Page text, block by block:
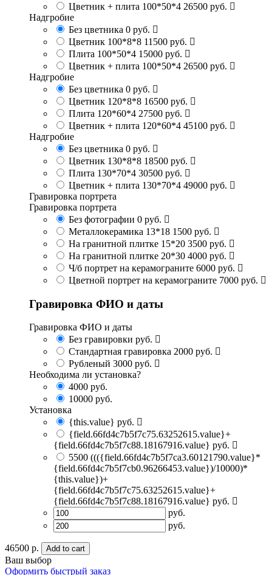
Цветник + плита 100*50*4 26500 руб.
Надгробие
Без цветника 0 руб.
Цветник 100*8*8 11500 руб.
Плита 100*50*4 15000 руб.
Цветник + плита 100*50*4 26500 руб.
Надгробие
Без цветника 0 руб.
Цветник 120*8*8 16500 руб.
Плита 120*60*4 27500 руб.
Цветник + плита 120*60*4 45100 руб.
Надгробие
Без цветника 0 руб.
Цветник 130*8*8 18500 руб.
Плита 130*70*4 30500 руб.
Цветник + плита 130*70*4 49000 руб.
Гравировка портрета
Гравировка портрета
Без фотографии 0 руб.
Металлокерамика 13*18 1500 руб.
На гранитной плитке 15*20 3500 руб.
На гранитной плитке 20*30 4000 руб.
Ч/б портрет на керамограните 6000 руб.
Цветной портрет на керамограните 7000 руб.
Гравировка ФИО и даты
Гравировка ФИО и даты
Без гравировки руб.
Стандартная гравировка 2000 руб.
Рубленый 3000 руб.
Необходима ли установка?
4000 руб.
10000 руб.
Установка
{this.value} руб.
{field.66fd4c7b5f7c75.63252615.value}+
{field.66fd4c7b5f7c88.18167916.value} руб.
5500 ((({field.66fd4c7b5f7ca3.60121790.value}*
{field.66fd4c7b5f7cb0.96266453.value})/10000)*
{this.value})+
{field.66fd4c7b5f7c75.63252615.value}+
{field.66fd4c7b5f7c88.18167916.value} руб.
руб.
руб.
46500 р. Add to cart
Ваш выбор
Оформить быстрый заказ